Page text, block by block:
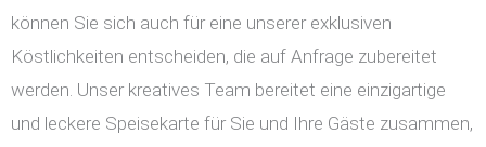
können Sie sich auch für eine unserer exklusiven
Köstlichkeiten entscheiden, die auf Anfrage zubereitet
werden. Unser kreatives Team bereitet eine einzigartige
und leckere Speisekarte für Sie und Ihre Gäste zusammen,